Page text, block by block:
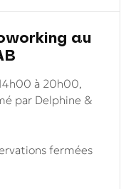
au
à 20h00,
par Delphine &
fermées